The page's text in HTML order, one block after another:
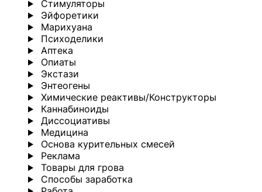
Стимуляторы
Эйфоретики
Марихуана
Психоделики
Аптека
Опиаты
Экстази
Энтеогены
Химические реактивы/Конструкторы
Каннабиноиды
Диссоциативы
Медицина
Основа курительных смесей
Реклама
Товары для грова
Способы заработка